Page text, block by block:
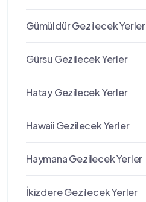
Gümüldür Gezilecek Yerler
Gürsu Gezilecek Yerler
Hatay Gezilecek Yerler
Hawaii Gezilecek Yerler
Haymana Gezilecek Yerler
İkizdere Gezilecek Yerler